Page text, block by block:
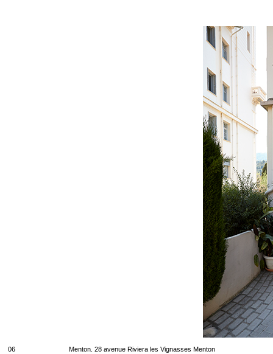
06 Menton. 28 avenue Riviera les Vignasses Menton